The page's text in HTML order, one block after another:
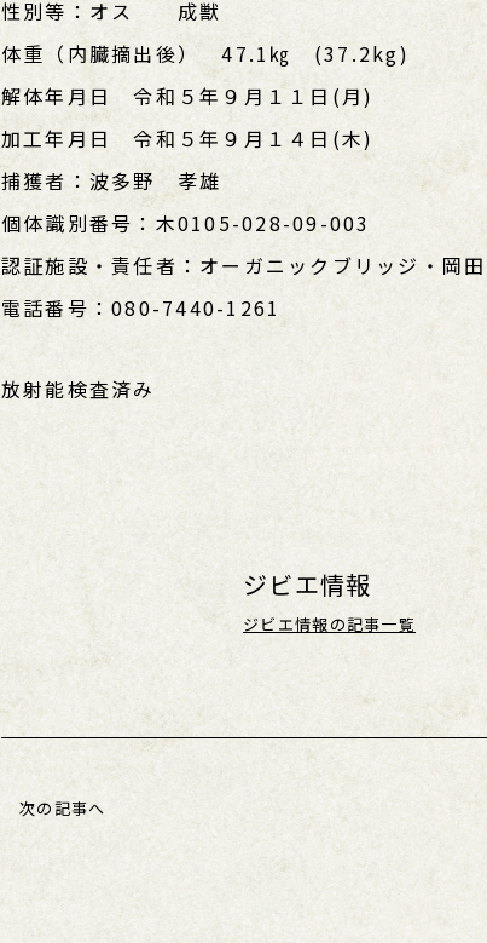
性別等：オス 成獣
体重（内臓摘出後） 47.1㎏ (37.2kg)
解体年月日 令和５年９月１１日(月)
加工年月日 令和５年９月１４日(木)
捕獲者：波多野 孝雄
個体識別番号：木0105-028-09-003
認証施設・責任者：オーガニックブリッジ・岡
電話番号：080-7440-1261
放射能検査済み
ジビエ情報
ジビエ情報の記事一覧
次の記事へ